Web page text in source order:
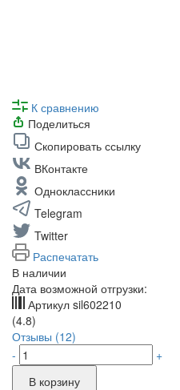
К сравнению
Поделиться
Скопировать ссылку
ВКонтакте
Одноклассники
Telegram
Twitter
Распечатать
В наличии
Дата возможной отгрузки:
Артикул sil602210
(4.8)
Отзывы (12)
-
+
В корзину